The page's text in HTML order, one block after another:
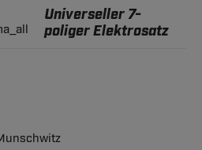
Universeller 7-
poliger Elektrosatz